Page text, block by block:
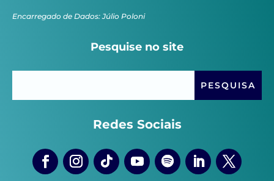
Encarregado de Dados: Júlio Poloni
Pesquise no site
Redes Sociais